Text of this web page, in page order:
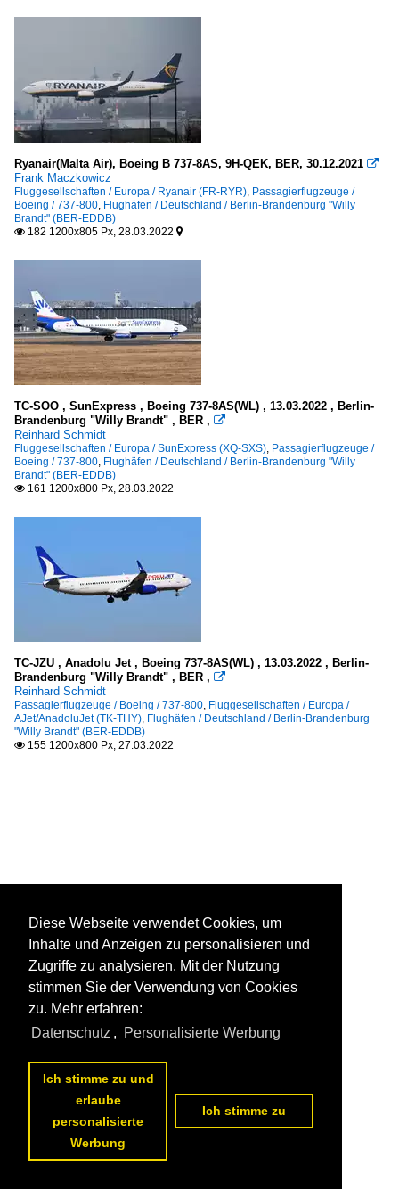
Ryanair(Malta Air), Boeing B 737-8AS, 9H-QEK, BER, 30.12.2021 
Frank Maczkowicz
Fluggesellschaften / Europa / Ryanair (FR-RYR), Passagierflugzeuge /
Boeing / 737-800, Flughäfen / Deutschland / Berlin-Brandenburg "Willy
Brandt" (BER-EDDB)
 182 1200x805 Px, 28.03.2022 
TC-SOO , SunExpress , Boeing 737-8AS(WL) , 13.03.2022 , Berlin-
Brandenburg "Willy Brandt" , BER , 
Reinhard Schmidt
Fluggesellschaften / Europa / SunExpress (XQ-SXS), Passagierflugzeuge /
Boeing / 737-800, Flughäfen / Deutschland / Berlin-Brandenburg "Willy
Brandt" (BER-EDDB)
 161 1200x800 Px, 28.03.2022
TC-JZU , Anadolu Jet , Boeing 737-8AS(WL) , 13.03.2022 , Berlin-
Brandenburg "Willy Brandt" , BER , 
Reinhard Schmidt
Passagierflugzeuge / Boeing / 737-800, Fluggesellschaften / Europa /
AJet/AnadoluJet (TK-THY), Flughäfen / Deutschland / Berlin-Brandenburg
"Willy Brandt" (BER-EDDB)
 155 1200x800 Px, 27.03.2022
Diese Webseite verwendet Cookies, um
Inhalte und Anzeigen zu personalisieren und
Zugriffe zu analysieren. Mit der Nutzung
stimmen Sie der Verwendung von Cookies
zu. Mehr erfahren:
Datenschutz , Personalisierte Werbung
Ich stimme zu und
erlaube
personalisierte
Werbung
Ich stimme zu